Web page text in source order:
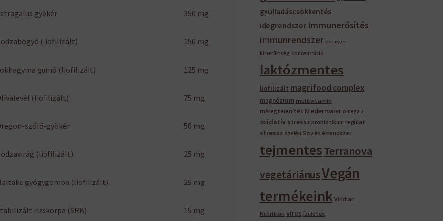
gyökér 350 mg
(liofilizált) 150 mg
gumó (liofilizált) 125 mg
(liofilizált) 75 mg
szőlő-gyökér 50 mg
(liofilizált) 25 mg
gyógygomba (liofilizált) 25 mg
rizskorpa (SRB) 15 mg
gyulladáscsökkentés
idegrendszer Immunerősítés
immunrendszer keringés
kimerültség koncentráció
laktózmentes
liofilizált magnifood complex
magnézium multivitamin
méregtelenítés Niedermaier omega 3
oxidatív stressz probiotikum regulat
stressz szelén Szív és érrendszer
tejmentesTerranova
vegetáriánusVegán
termékeink Viridian
Nutrition vírus ízületek